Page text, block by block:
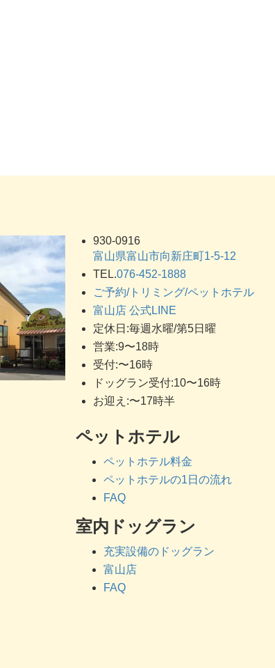
930-0916
富山県富山市向新庄町1-5-12
TEL.076-452-1888
ご予約/トリミング/ペットホテル
富山店 公式LINE
定休日:毎週水曜/第5日曜
営業:9〜18時
受付:〜16時
ドッグラン受付:10〜16時
お迎え:〜17時半
ペットホテル
ペットホテル料金
ペットホテルの1日の流れ
FAQ
室内ドッグラン
充実設備のドッグラン
富山店
FAQ